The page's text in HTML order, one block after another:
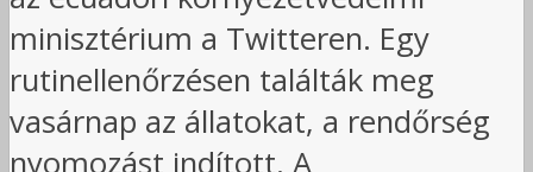
minisztérium a Twitteren. Egy
rutinellenőrzésen találták meg
vasárnap az állatokat, a rendőrség
nyomozást indított. A